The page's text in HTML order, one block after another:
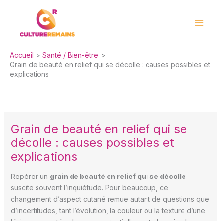
Accueil
Santé / Bien-être
Grain de beauté en relief qui se décolle : causes possibles et
explications
Grain de beauté en relief qui se
décolle : causes possibles et
explications
Repérer un grain de beauté en relief qui se décolle
suscite souvent l’inquiétude. Pour beaucoup, ce
changement d’aspect cutané remue autant de questions que
d’incertitudes, tant l’évolution, la couleur ou la texture d’une